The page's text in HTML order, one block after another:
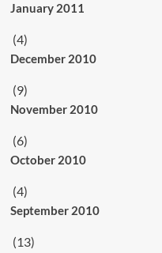
January 2011
(4)
December 2010
(9)
November 2010
(6)
October 2010
(4)
September 2010
(13)